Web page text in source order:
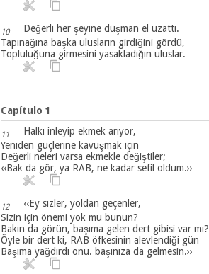
10
Değerli her şeyine düşman el uzattı.
Tapınağına başka ulusların girdiğini gördü,
Topluluğuna girmesini yasakladığın uluslar.
Capítulo 1
11
Halkı inleyip ekmek arıyor,
Yeniden güçlerine kavuşmak için
Değerli neleri varsa ekmekle değiştiler;
‹‹Bak da gör, ya RAB, ne kadar sefil oldum.››
12
‹‹Ey sizler, yoldan geçenler,
Sizin için önemi yok mu bunun?
Bakın da görün, başıma gelen dert gibisi var mı?
Öyle bir dert ki, RAB öfkesinin alevlendiği gün
Başıma yağdırdı onu. başınıza da gelmesin.››